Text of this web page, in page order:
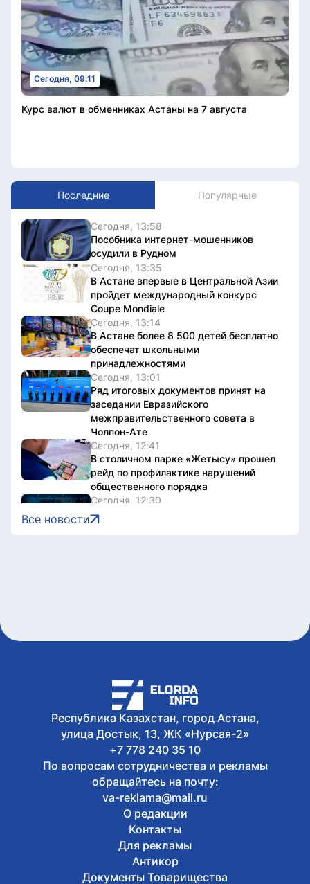
Сегодня, 09:11
Курс валют в обменниках Астаны на 7 августа
Последние Популярные
Сегодня, 13:58
Пособника интернет-мошенников
осудили в Рудном
Сегодня, 13:35
В Астане впервые в Центральной Азии
пройдет международный конкурс
Coupe Mondiale
Сегодня, 13:14
В Астане более 8 500 детей бесплатно
обеспечат школьными
принадлежностями
Сегодня, 13:01
Ряд итоговых документов принят на
заседании Евразийского
межправительственного совета в
Чолпон-Ате
Сегодня, 12:41
В столичном парке «Жетысу» прошел
рейд по профилактике нарушений
общественного порядка
Сегодня, 12:30
16 тысяч гостей посетили Comic Con
Astana 2026 в первый день
Сегодня, 11:40
Выборы в Курултай: астанчанам
напомнили, как найти свой
избирательный участок
Все новости
Республика Казахстан, город Астана,
улица Достык, 13, ЖК «Нурсая-2»
+7 778 240 35 10
По вопросам сотрудничества и рекламы
обращайтесь на почту:
va-reklama@mail.ru
О редакции
Контакты
Для рекламы
Антикор
Документы Товарищества